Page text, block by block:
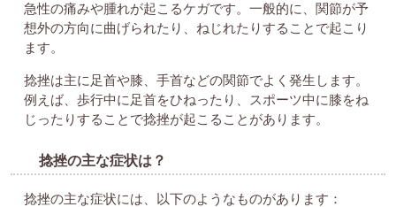
急性の痛みや腫れが起こるケガです。一般的に、関節が予
想外の方向に曲げられたり、ねじれたりすることで起こり
ます。
捻挫は主に足首や膝、手首などの関節でよく発生します。
例えば、歩行中に足首をひねったり、スポーツ中に膝をね
じったりすることで捻挫が起こることがあります。
捻挫の主な症状は？
捻挫の主な症状には、以下のようなものがあります：